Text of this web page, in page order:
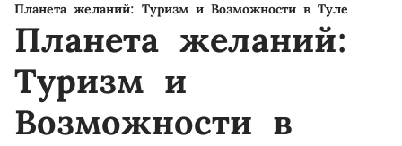
Планета желаний: Туризм и Возможности в Туле
Планета желаний:
Туризм и
Возможности в